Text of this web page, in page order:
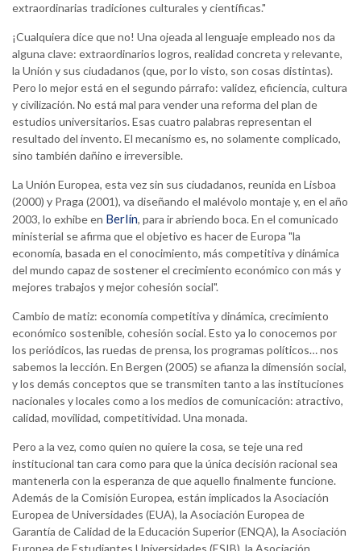
extraordinarias tradiciones culturales y científicas."
¡Cualquiera dice que no! Una ojeada al lenguaje empleado nos da
alguna clave: extraordinarios logros, realidad concreta y relevante,
la Unión y sus ciudadanos (que, por lo visto, son cosas distintas).
Pero lo mejor está en el segundo párrafo: validez, eficiencia, cultura
y civilización. No está mal para vender una reforma del plan de
estudios universitarios. Esas cuatro palabras representan el
resultado del invento. El mecanismo es, no solamente complicado,
sino también dañino e irreversible.
La Unión Europea, esta vez sin sus ciudadanos, reunida en Lisboa
(2000) y Praga (2001), va diseñando el malévolo montaje y, en el año
2003, lo exhibe en Berlín, para ir abriendo boca. En el comunicado
ministerial se afirma que el objetivo es hacer de Europa "la
economía, basada en el conocimiento, más competitiva y dinámica
del mundo capaz de sostener el crecimiento económico con más y
mejores trabajos y mejor cohesión social".
Cambio de matiz: economía competitiva y dinámica, crecimiento
económico sostenible, cohesión social. Esto ya lo conocemos por
los periódicos, las ruedas de prensa, los programas políticos… nos
sabemos la lección. En Bergen (2005) se afianza la dimensión social,
y los demás conceptos que se transmiten tanto a las instituciones
nacionales y locales como a los medios de comunicación: atractivo,
calidad, movilidad, competitividad. Una monada.
Pero a la vez, como quien no quiere la cosa, se teje una red
institucional tan cara como para que la única decisión racional sea
mantenerla con la esperanza de que aquello finalmente funcione.
Además de la Comisión Europea, están implicados la Asociación
Europea de Universidades (EUA), la Asociación Europea de
Garantía de Calidad de la Educación Superior (ENQA), la Asociación